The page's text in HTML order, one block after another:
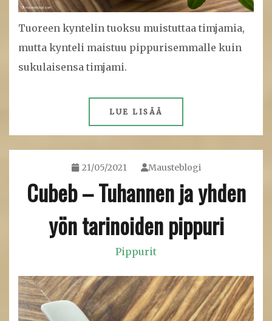
Tuoreen kyntelin tuoksu muistuttaa timjamia,
mutta kynteli maistuu pippurisemmalle kuin
sukulaisensa timjami.
LUE LISÄÄ
21/05/2021 Mausteblogi
Cubeb – Tuhannen ja yhden
yön tarinoiden pippuri
Pippurit